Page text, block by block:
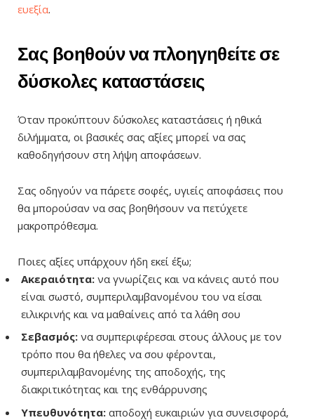
ευεξία.
Σας βοηθούν να πλοηγηθείτε σε
δύσκολες καταστάσεις
Όταν προκύπτουν δύσκολες καταστάσεις ή ηθικά
διλήμματα, οι βασικές σας αξίες μπορεί να σας
καθοδηγήσουν στη λήψη αποφάσεων.
Σας οδηγούν να πάρετε σοφές, υγιείς αποφάσεις που
θα μπορούσαν να σας βοηθήσουν να πετύχετε
μακροπρόθεσμα.
Ποιες αξίες υπάρχουν ήδη εκεί έξω;
Ακεραιότητα: να γνωρίζεις και να κάνεις αυτό που
είναι σωστό, συμπεριλαμβανομένου του να είσαι
ειλικρινής και να μαθαίνεις από τα λάθη σου
Σεβασμός: να συμπεριφέρεσαι στους άλλους με τον
τρόπο που θα ήθελες να σου φέρονται,
συμπεριλαμβανομένης της αποδοχής, της
διακριτικότητας και της ενθάρρυνσης
Υπευθυνότητα: αποδοχή ευκαιριών για συνεισφορά,